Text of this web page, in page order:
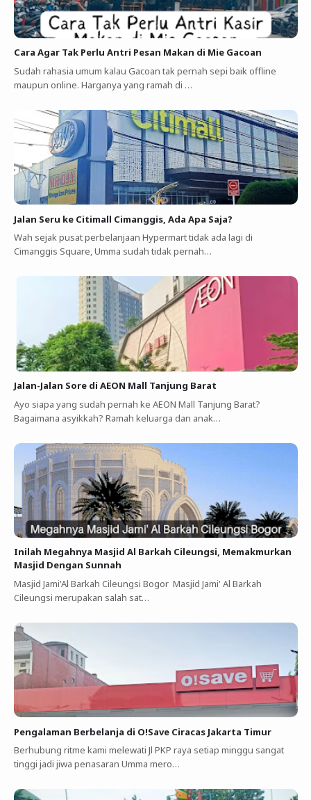
Cara Agar Tak Perlu Antri Pesan Makan di Mie Gacoan
Sudah rahasia umum kalau Gacoan tak pernah sepi baik offline
maupun online. Harganya yang ramah di …
Jalan Seru ke Citimall Cimanggis, Ada Apa Saja?
Wah sejak pusat perbelanjaan Hypermart tidak ada lagi di
Cimanggis Square, Umma sudah tidak pernah…
Jalan-Jalan Sore di AEON Mall Tanjung Barat
Ayo siapa yang sudah pernah ke AEON Mall Tanjung Barat?
Bagaimana asyikkah? Ramah keluarga dan anak…
Inilah Megahnya Masjid Al Barkah Cileungsi, Memakmurkan
Masjid Dengan Sunnah
Masjid Jami'Al Barkah Cileungsi Bogor Masjid Jami' Al Barkah
Cileungsi merupakan salah sat…
Pengalaman Berbelanja di O!Save Ciracas Jakarta Timur
Berhubung ritme kami melewati Jl PKP raya setiap minggu sangat
tinggi jadi jiwa penasaran Umma mero…